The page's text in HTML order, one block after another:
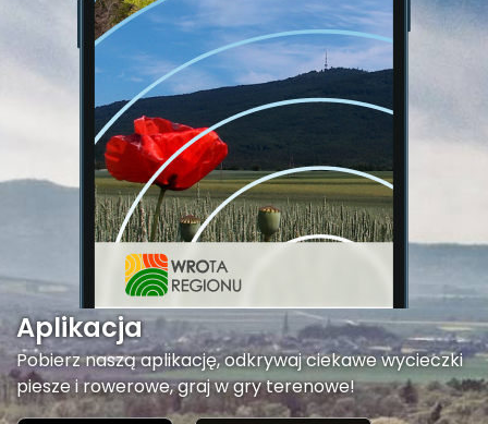
Aplikacja
Pobierz naszą aplikację, odkrywaj ciekawe wycieczki
piesze i rowerowe, graj w gry terenowe!